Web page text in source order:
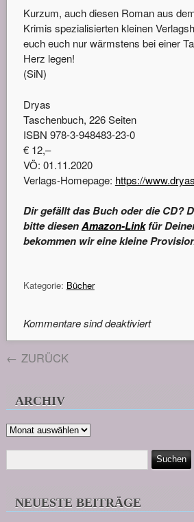
Kurzum, auch diesen Roman aus
Krimis spezialisierten kleinen
euch euch nur wärmstens bei einer
Herz legen!
(SiN)
Dryas
Taschenbuch, 226 Seiten
ISBN 978-3-948483-23-0
€ 12,–
VÖ: 01.11.2020
Verlags-Homepage: https://
Dir gefällt das Buch oder die CD?
bitte diesenAmazon-Linkfür
bekommen wir eine kleine
Kategorie: Bücher
Kommentare sind deaktiviert
← ZURÜCK
ARCHIV
Archiv
NEUESTE BEITRÄGE